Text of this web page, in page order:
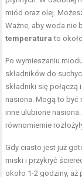
miód oraz olej.
Ważne, aby woda nie
temperatura to
Po wymieszaniu
składników do
składniki się
nasiona. Mogą to być
inne ulubione
równomiernie
Gdy ciasto jest już
miski i przykryć
około 1-2 godziny,